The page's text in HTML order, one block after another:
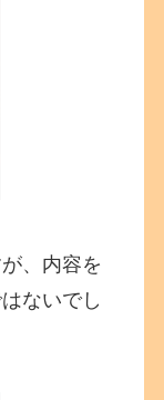
、内容を
ないでし